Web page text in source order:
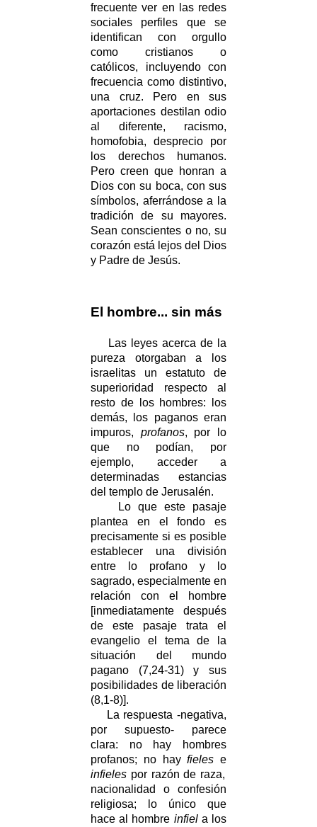
frecuente ver en las redes
sociales perfiles que se
identifican con orgullo
como cristianos o
católicos, incluyendo con
frecuencia como distintivo,
una cruz. Pero en sus
aportaciones destilan odio
al diferente, racismo,
homofobia, desprecio por
los derechos humanos.
Pero creen que honran a
Dios con su boca, con sus
símbolos, aferrándose a la
tradición de su mayores.
Sean conscientes o no, su
corazón está lejos del Dios
y Padre de Jesús.
El hombre... sin más
Las leyes acerca de la
pureza otorgaban a los
israelitas un estatuto de
superioridad respecto al
resto de los hombres: los
demás, los paganos eran
impuros, profanos, por lo
que no podían, por
ejemplo, acceder a
determinadas estancias
del templo de Jerusalén.
Lo que este pasaje
plantea en el fondo es
precisamente si es posible
establecer una división
entre lo profano y lo
sagrado, especialmente en
relación con el hombre
[inmediatamente después
de este pasaje trata el
evangelio el tema de la
situación del mundo
pagano (7,24-31) y sus
posibilidades de liberación
(8,1-8)].
La respuesta -negativa,
por supuesto- parece
clara: no hay hombres
profanos; no hayfieles e
infieles por razón de raza,
nacionalidad o confesión
religiosa; lo único que
hace al hombre infiela los